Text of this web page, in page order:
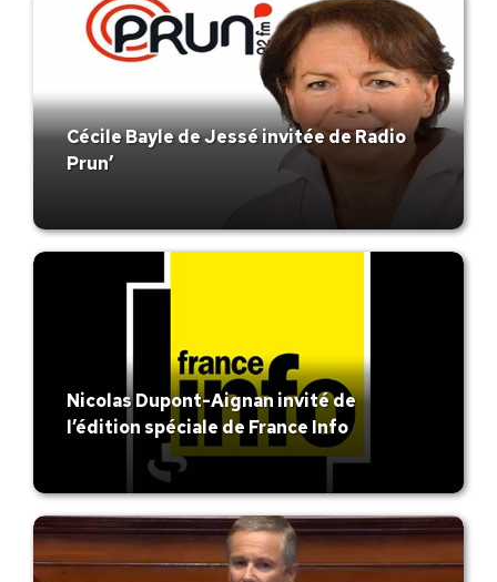
Cécile Bayle de Jessé invitée de Radio
Prun’
Nicolas Dupont-Aignan invité de
l’édition spéciale de France Info